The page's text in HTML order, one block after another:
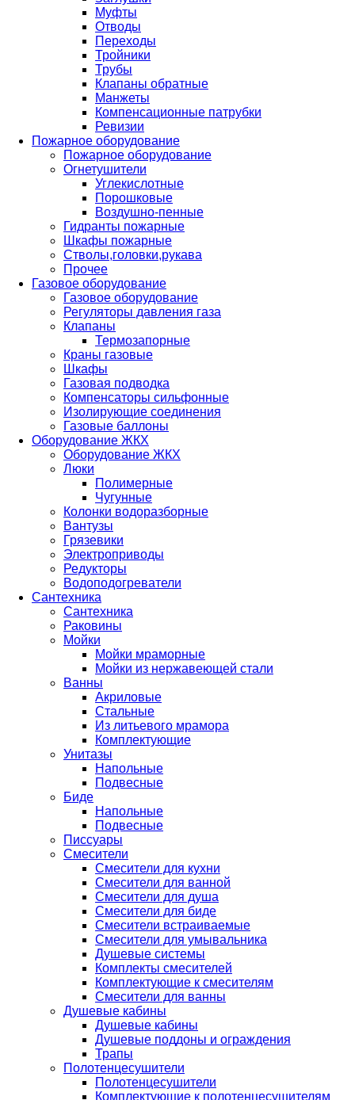
Муфты
Отводы
Переходы
Тройники
Трубы
Клапаны обратные
Манжеты
Компенсационные патрубки
Ревизии
Пожарное оборудование
Пожарное оборудование
Огнетушители
Углекислотные
Порошковые
Воздушно-пенные
Гидранты пожарные
Шкафы пожарные
Стволы,головки,рукава
Прочее
Газовое оборудование
Газовое оборудование
Регуляторы давления газа
Клапаны
Термозапорные
Краны газовые
Шкафы
Газовая подводка
Компенсаторы сильфонные
Изолирующие соединения
Газовые баллоны
Оборудование ЖКХ
Оборудование ЖКХ
Люки
Полимерные
Чугунные
Колонки водоразборные
Вантузы
Грязевики
Электроприводы
Редукторы
Водоподогреватели
Сантехника
Сантехника
Раковины
Мойки
Мойки мраморные
Мойки из нержавеющей стали
Ванны
Акриловые
Стальные
Из литьевого мрамора
Комплектующие
Унитазы
Напольные
Подвесные
Биде
Напольные
Подвесные
Писсуары
Смесители
Смесители для кухни
Смесители для ванной
Смесители для душа
Смесители для биде
Смесители встраиваемые
Смесители для умывальника
Душевые системы
Комплекты смесителей
Комплектующие к смесителям
Смесители для ванны
Душевые кабины
Душевые кабины
Душевые поддоны и ограждения
Трапы
Полотенцесушители
Полотенцесушители
Комплектующие к полотенцесушителям